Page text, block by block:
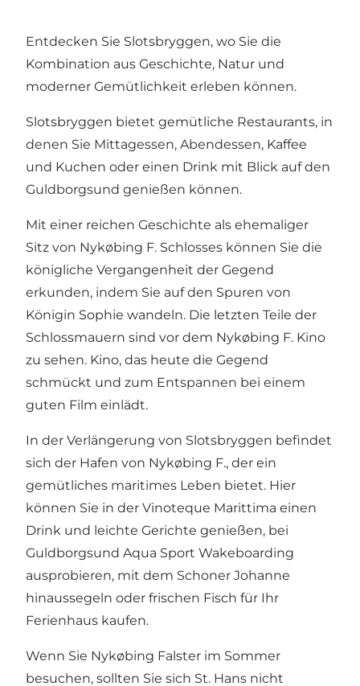
Entdecken Sie Slotsbryggen, wo Sie die
Kombination aus Geschichte, Natur und
moderner Gemütlichkeit erleben können.
Slotsbryggen bietet gemütliche Restaurants, in
denen Sie Mittagessen, Abendessen, Kaffee
und Kuchen oder einen Drink mit Blick auf den
Guldborgsund genießen können.
Mit einer reichen Geschichte als ehemaliger
Sitz von Nykøbing F. Schlosses können Sie die
königliche Vergangenheit der Gegend
erkunden, indem Sie auf den Spuren von
Königin Sophie wandeln. Die letzten Teile der
Schlossmauern sind vor dem Nykøbing F. Kino
zu sehen. Kino, das heute die Gegend
schmückt und zum Entspannen bei einem
guten Film einlädt.
In der Verlängerung von Slotsbryggen befindet
sich der Hafen von Nykøbing F., der ein
gemütliches maritimes Leben bietet. Hier
können Sie in der Vinoteque Marittima einen
Drink und leichte Gerichte genießen, bei
Guldborgsund Aqua Sport Wakeboarding
ausprobieren, mit dem Schoner Johanne
hinaussegeln oder frischen Fisch für Ihr
Ferienhaus kaufen.
Wenn Sie Nykøbing Falster im Sommer
besuchen, sollten Sie sich St. Hans nicht